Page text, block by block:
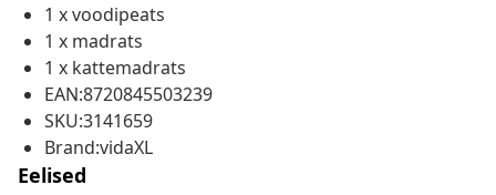
1 x voodipeats
1 x madrats
1 x kattemadrats
EAN:8720845503239
SKU:3141659
Brand:vidaXL
Eelised